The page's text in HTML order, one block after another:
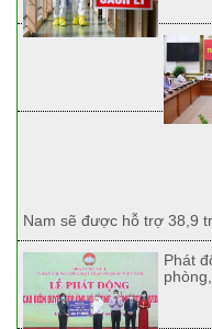
Nam sẽ được hỗ trợ 38,9
Phát